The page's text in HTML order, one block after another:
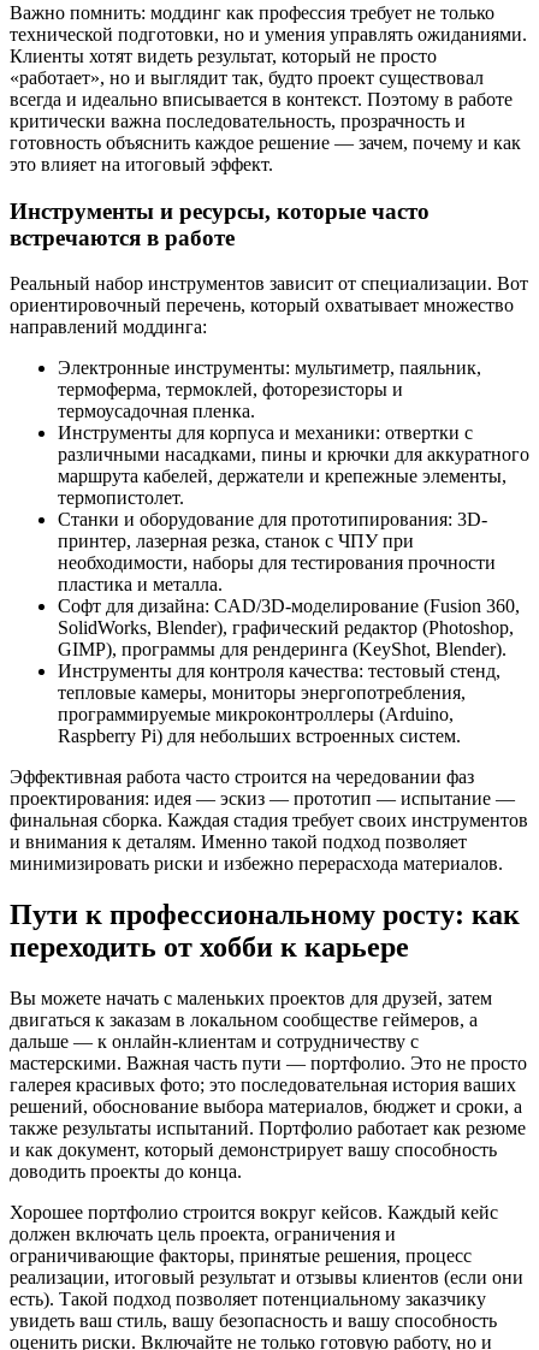
Важно помнить: моддинг как профессия требует не только
технической подготовки, но и умения управлять ожиданиями.
Клиенты хотят видеть результат, который не просто
«работает», но и выглядит так, будто проект существовал
всегда и идеально вписывается в контекст. Поэтому в работе
критически важна последовательность, прозрачность и
готовность объяснить каждое решение — зачем, почему и как
это влияет на итоговый эффект.
Инструменты и ресурсы, которые часто
встречаются в работе
Реальный набор инструментов зависит от специализации. Вот
ориентировочный перечень, который охватывает множество
направлений моддинга:
Электронные инструменты: мультиметр, паяльник,
термоферма, термоклей, фоторезисторы и
термоусадочная пленка.
Инструменты для корпуса и механики: отвертки с
различными насадками, пины и крючки для аккуратного
маршрута кабелей, держатели и крепежные элементы,
термопистолет.
Станки и оборудование для прототипирования: 3D-
принтер, лазерная резка, станок с ЧПУ при
необходимости, наборы для тестирования прочности
пластика и металла.
Софт для дизайна: CAD/3D-моделирование (Fusion 360,
SolidWorks, Blender), графический редактор (Photoshop,
GIMP), программы для рендеринга (KeyShot, Blender).
Инструменты для контроля качества: тестовый стенд,
тепловые камеры, мониторы энергопотребления,
программируемые микроконтроллеры (Arduino,
Raspberry Pi) для небольших встроенных систем.
Эффективная работа часто строится на чередовании фаз
проектирования: идея — эскиз — прототип — испытание —
финальная сборка. Каждая стадия требует своих инструментов
и внимания к деталям. Именно такой подход позволяет
минимизировать риски и избежно перерасхода материалов.
Пути к профессиональному росту: как
переходить от хобби к карьере
Вы можете начать с маленьких проектов для друзей, затем
двигаться к заказам в локальном сообществе геймеров, а
дальше — к онлайн-клиентам и сотрудничеству с
мастерскими. Важная часть пути — портфолио. Это не просто
галерея красивых фото; это последовательная история ваших
решений, обоснование выбора материалов, бюджет и сроки, а
также результаты испытаний. Портфолио работает как резюме
и как документ, который демонстрирует вашу способность
доводить проекты до конца.
Хорошее портфолио строится вокруг кейсов. Каждый кейс
должен включать цель проекта, ограничения и
ограничивающие факторы, принятые решения, процесс
реализации, итоговый результат и отзывы клиентов (если они
есть). Такой подход позволяет потенциальному заказчику
увидеть ваш стиль, вашу безопасность и вашу способность
оценить риски. Включайте не только готовую работу, но и